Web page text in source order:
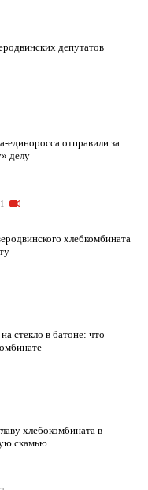
депутатов
единоросса отправили за
делу
1
хлебкомбината
стекло в батоне: что
хлебокомбината в
скамью